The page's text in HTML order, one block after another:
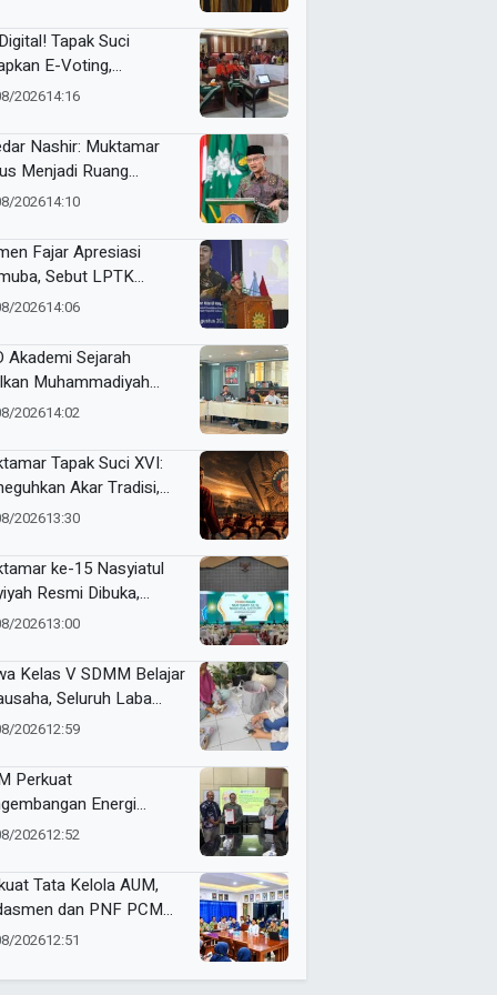
Dracin”
Tapak Suci
E-Voting,
Formatur
202614:16
Nashir: Muktamar
Menjadi Ruang
Bukan
202614:10
Fajar Apresiasi
Sebut LPTK
Kemajuan
202614:06
Akademi Sejarah
Muhammadiyah
di PTMA
202614:02
Tapak Suci XVI:
Akar Tradisi,
Masa Depan
202613:30
ke-15 Nasyiatul
Resmi Dibuka,
Komitmen
202613:00
Kelas V SDMM Belajar
Seluruh Laba
for Charity
202612:59
Perkuat
Energi
Lewat Varietas
202612:52
Tata Kelola AUM,
dan PNF PCM
Tandatangani
202612:51